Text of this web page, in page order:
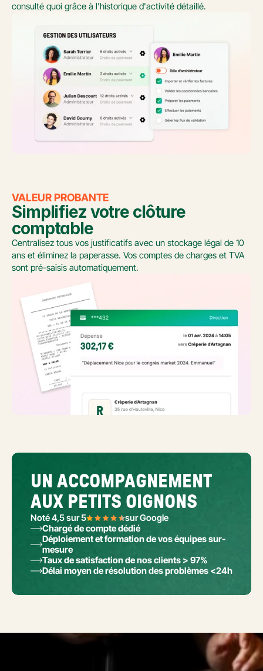
consulté quoi grâce à l'historique d'activité détaillé.
VALEUR PROBANTE
Simplifiez votre clôture
comptable
Centralisez tous vos justificatifs avec un stockage légal de 10
ans et éliminez la paperasse. Vos comptes de charges et TVA
sont pré-saisis automatiquement.
UN ACCOMPAGNEMENT
AUX PETITS OIGNONS
Noté 4,5 sur 5
sur Google
Chargé de compte dédié
Déploiement et formation de vos équipes sur-
mesure
Taux de satisfaction de nos clients > 97%
Délai moyen de résolution des problèmes <24h